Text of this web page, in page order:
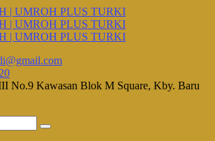
No.9 Kawasan Blok M Square, Kby. Baru